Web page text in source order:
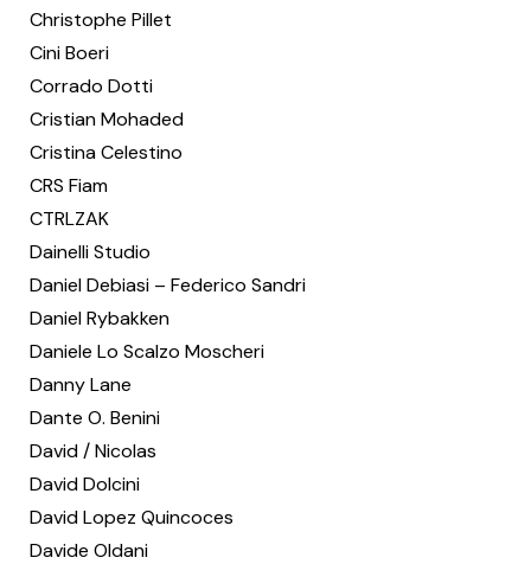
Christophe Pillet
Cini Boeri
Corrado Dotti
Cristian Mohaded
Cristina Celestino
CRS Fiam
CTRLZAK
Dainelli Studio
Daniel Debiasi – Federico Sandri
Daniel Rybakken
Daniele Lo Scalzo Moscheri
Danny Lane
Dante O. Benini
David / Nicolas
David Dolcini
David Lopez Quincoces
Davide Oldani